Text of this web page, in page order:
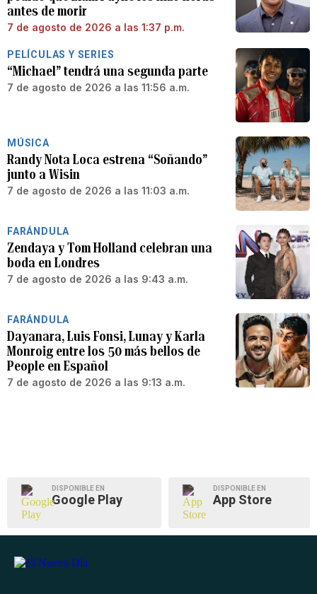
antes de morir
7 de agosto de 2026 a las 1:37 p.m.
PELÍCULAS Y SERIES
“Michael” tendrá una segunda parte
7 de agosto de 2026 a las 11:56 a.m.
MÚSICA
Randy Nota Loca estrena “Soñando”
junto a Wisin
7 de agosto de 2026 a las 11:03 a.m.
FARÁNDULA
Zendaya y Tom Holland celebran una
boda en Londres
7 de agosto de 2026 a las 9:43 a.m.
FARÁNDULA
Dayanara, Luis Fonsi, Lunay y Karla
Monroig entre los 50 más bellos de
People en Español
7 de agosto de 2026 a las 9:13 a.m.
DISPONIBLE EN
Google Play
DISPONIBLE EN
App Store